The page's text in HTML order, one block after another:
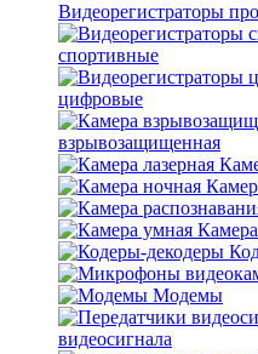
Видеорегистраторы
спортивные
цифровые
взрывозащищенная
Модемы
видеосигнала